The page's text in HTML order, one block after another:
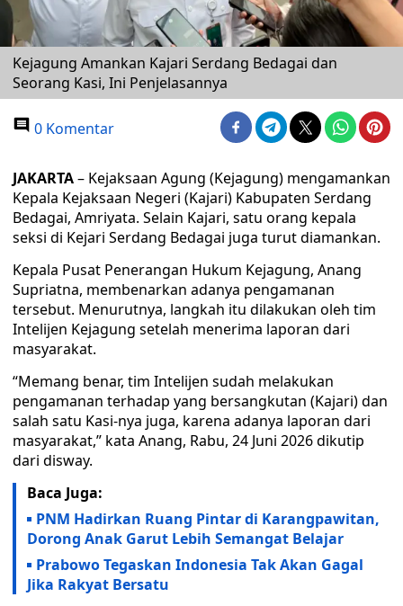
Kejagung Amankan Kajari Serdang Bedagai dan
Seorang Kasi, Ini Penjelasannya
0 Komentar
JAKARTA– Kejaksaan Agung (Kejagung) mengamankan
Kepala Kejaksaan Negeri (Kajari) Kabupaten Serdang
Bedagai, Amriyata. Selain Kajari, satu orang kepala
seksi di Kejari Serdang Bedagai juga turut diamankan.
Kepala Pusat Penerangan Hukum Kejagung, Anang
Supriatna, membenarkan adanya pengamanan
tersebut. Menurutnya, langkah itu dilakukan oleh tim
Intelijen Kejagung setelah menerima laporan dari
masyarakat.
“Memang benar, tim Intelijen sudah melakukan
pengamanan terhadap yang bersangkutan (Kajari) dan
salah satu Kasi-nya juga, karena adanya laporan dari
masyarakat,” kata Anang, Rabu, 24 Juni 2026 dikutip
dari disway.
Baca Juga:
PNM Hadirkan Ruang Pintar di Karangpawitan,
Dorong Anak Garut Lebih Semangat Belajar
Prabowo Tegaskan Indonesia Tak Akan Gagal
Jika Rakyat Bersatu